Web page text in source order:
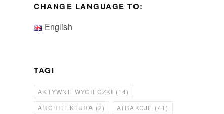
CHANGE LANGUAGE TO:
English
TAGI
AKTYWNE WYCIECZKI (14)
ARCHITEKTURA (2) ATRAKCJE (41)